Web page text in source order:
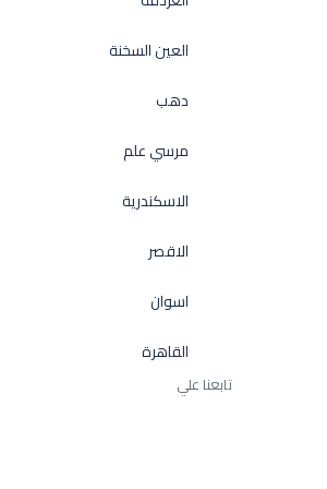
العين السخنة
دهب
مرسي علم
الاسكندرية
الاقصر
اسوان
القاهرة
تابعنا علي